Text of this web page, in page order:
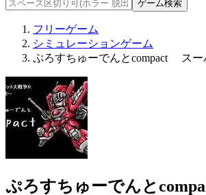
フリーゲーム
シミュレーションゲーム
ぷろすちゅーでんとcompact スー
ぷろすちゅーでんと